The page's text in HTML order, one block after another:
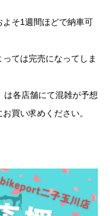
そ1週間ほどで納車可
ては完売になってしま
は各店舗にて混雑が予想
買い求めください。